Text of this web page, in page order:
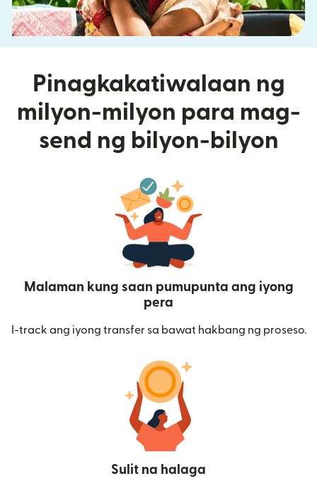
Pinagkakatiwalaan ng
milyon-milyon para mag-
send ng bilyon-bilyon
Malaman kung saan pumupunta ang iyong
pera
I-track ang iyong transfer sa bawat hakbang ng proseso.
Sulit na halaga